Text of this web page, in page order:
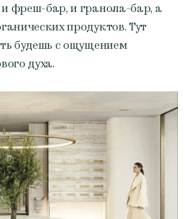
фреш-бар, и гранола-бар, а
продуктов. Тут
будешь с ощущением
духа.